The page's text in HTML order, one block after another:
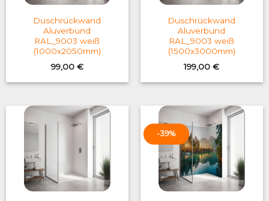
Duschrückwand
Aluverbund
RAL_9003 weiß
(1000x2050mm)
99,00 €
Duschrückwand
Aluverbund
RAL_9003 weiß
(1500x3000mm)
199,00€
-39%